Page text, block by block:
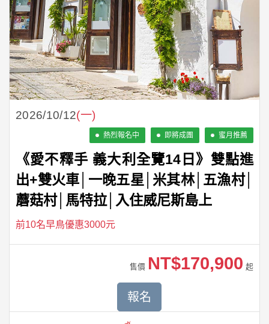
2026/10/12(一)
熱烈報名中 即將成團 蜜月推薦
《愛不釋手 義大利全覽14日》雙點進
出+雙火車│一晚五星│米其林│五漁村│
蘑菇村│馬特拉│入住威尼斯島上
前10名早鳥優惠3000元
售價 NT$170,900 起
報名